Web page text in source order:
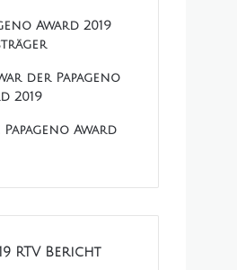
Award 2019
der Papageno
2019
Papageno Award
RTV Bericht